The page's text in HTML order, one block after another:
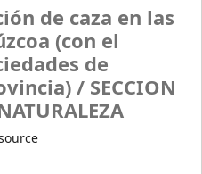
de caza en las
(con el
de
/ SECCION